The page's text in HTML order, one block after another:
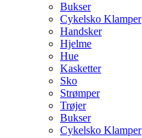
Bukser
Cykelsko Klamper
Handsker
Hjelme
Hue
Kasketter
Sko
Strømper
Trøjer
Bukser
Cykelsko Klamper